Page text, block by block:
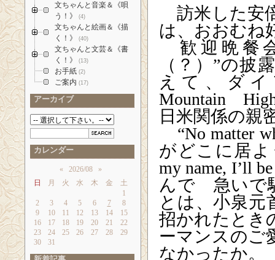
訪米した安
は、おおむね
歓迎晩餐
（？）”の披
えて、ダ
Mountain
日米関係の親
“No matter
がどこに居
my name, I’ll
んで 急いで
とは、小泉元
招かれたとき
ーマンスのご
なかったか。
文ちゃんと音楽＆《唄
う！》
(4)
文ちゃんと絵画＆《描
く！》
(40)
文ちゃんと文芸＆《書
く！》
(13)
お手紙 (2)
ご案内 (17)
アーカイブ
カレンダー
« 2026/08
»
日
月 火 水 木 金
土
1
2
3 4 5 6 7
8
9
10 11 12 13 14
15
16
17 18 19 20 21
22
23
24 25 26 27 28
29
30
31